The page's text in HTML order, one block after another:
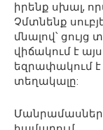
իրենք սխալ,
Չմտնենք
մնալով՝
վիճակում է
եզրափակում
տեղակալը: